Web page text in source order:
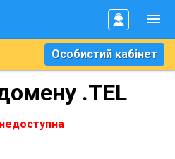
Особистий кабінет
.TEL